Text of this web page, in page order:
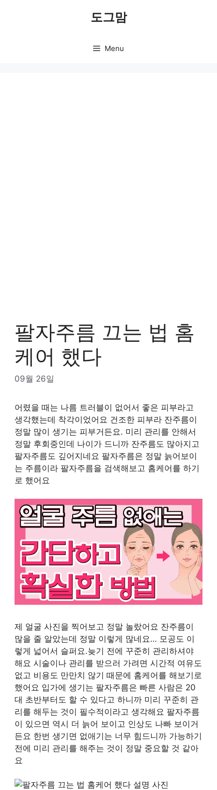
도그맘
Menu
팔자주름 끄는 법 홈
케어 했다
09월 26일
어렸을 때는 나름 트러블이 없어서 좋은 피부라고
생각했는데 착각이었어요 건조한 피부라 잔주름이
정말 많이 생기는 피부거든요. 미리 관리를 안해서
정말 후회중인데 나이가 드니까 잔주름도 많아지고
팔자주름도 깊어지네요 팔자주름은 정말 늙어보이
는 주름이라 팔자주름을 검색해보고 홈케어를 하기
로 했어요
제 얼굴 사진을 찍어보고 정말 놀랐어요 잔주름이
많을 줄 알았는데 정말 이렇게 많네요… 모공도 이
렇게 넓어서 슬퍼요.늦기 전에 꾸준히 관리하셔야
해요 시술이나 관리를 받으러 가려면 시간적 여유도
없고 비용도 만만치 않기 때문에 홈케어를 해보기로
했어요 입가에 생기는 팔자주름은 빠른 사람은 20
대 초반부터도 할 수 있다고 하니까 미리 꾸준히 관
리를 해두는 것이 필수적이라고 생각해요 팔자주름
이 있으면 역시 더 늙어 보이고 인상도 나빠 보이거
든요 한번 생기면 없애기는 너무 힘드니까 가능하기
전에 미리 관리를 해주는 것이 정말 중요할 것 같아
요